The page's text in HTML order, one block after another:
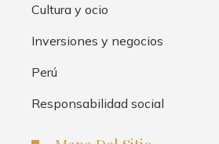
Cultura y ocio
Inversiones y negocios
Perú
Responsabilidad social